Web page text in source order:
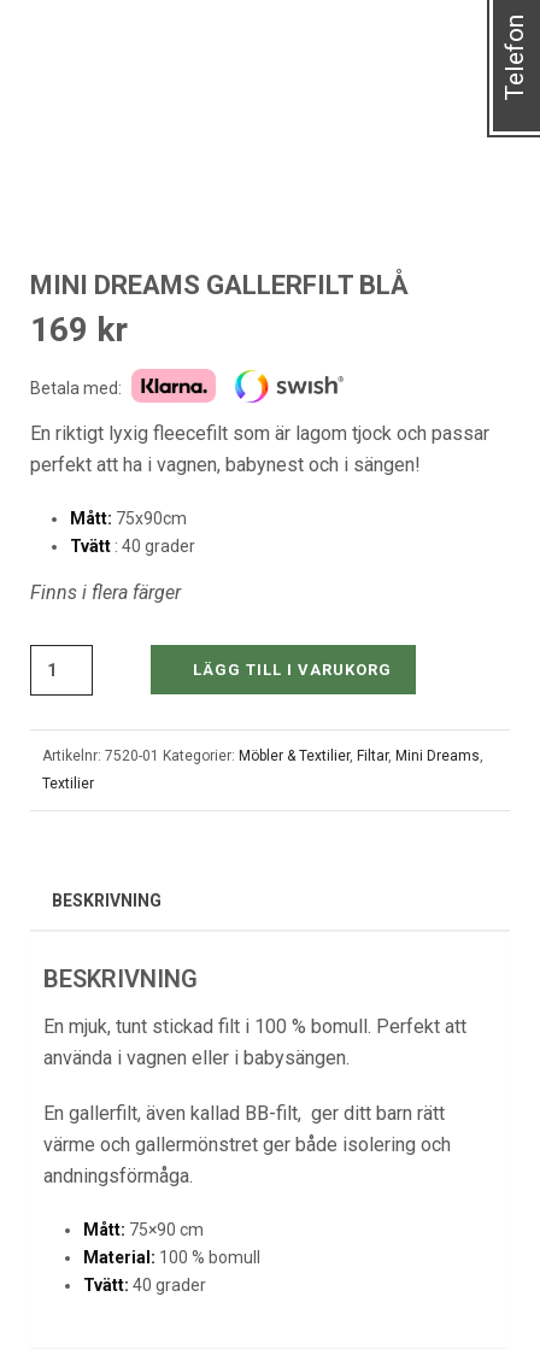
MINI DREAMS GALLERFILT BLÅ
169 kr
Betala med:
En riktigt lyxig fleecefilt som är lagom tjock och passar
perfekt att ha i vagnen, babynest och i sängen!
Mått: 75x90cm
Tvätt: 40 grader
Finns i flera färger
LÄGG TILL I VARUKORG
Artikelnr: 7520-01 Kategorier: Möbler & Textilier, Filtar, Mini Dreams
Textilier
BESKRIVNING
BESKRIVNING
En mjuk, tunt stickad filt i 100 % bomull. Perfekt att
använda i vagnen eller i babysängen.
En gallerfilt, även kallad BB-filt, ger ditt barn rätt
värme och gallermönstret ger både isolering och
andningsförmåga.
Mått: 75×90 cm
Material: 100 % bomull
Tvätt: 40 grader
Telefon